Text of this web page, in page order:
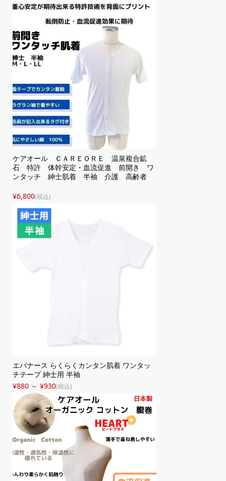
ケアオール ＣＡＲＥＯＲＥ 温泉複合鉱
石 特許 体幹安定・血流促進 前開き ワ
ンタッチ 紳士肌着 半袖 介護 高齢者
¥6,800(税込)
エバナース らくらくカンタン肌着 ワンタッ
チテープ 紳士用 半袖
¥880 ～ ¥930(税込)